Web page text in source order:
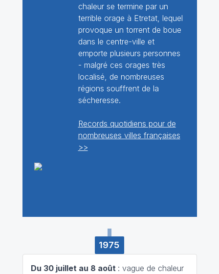
chaleur se termine par un
terrible orage à Etretat, lequel
provoque un torrent de boue
dans le centre-ville et
emporte plusieurs personnes
- malgré ces orages très
localisé, de nombreuses
régions souffrent de la
sécheresse.
Records quotidiens pour de
nombreuses villes françaises
>>
1975
Du 30 juillet au 8 août : vague de chaleur